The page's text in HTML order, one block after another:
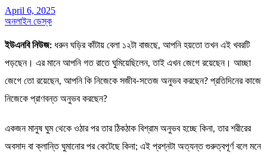
April 6, 2025
অনলাইন ডেস্ক
ইউএনবি নিউজ: ধরুন ঘড়ির কাঁটায় বেলা ১২টা বাজছে, আপনি হয়তো তখন এই খবরটি
পড়ছেন। এর মানে আপনি গত রাতে ঘুমিয়েছিলেন, তাই এখন জেগে রয়েছেন। আচ্ছা
জেগে তো রয়েছেন, আপনি কি নিজেকে সজীব-সতেজ অনুভব করছেন? প্রতিদিনের কাজে
নিজেকে প্রাণবন্ত অনুভব করছেন?
একজন মানুষ ঘুম থেকে ওঠার পর তার ঠিকঠাক বিশ্রাম অনুভব হচ্ছে কিনা, তার শরীরের
অবসাদ বা ক্লান্তি ঘুমানোর পর কেটেছে কিনা; এই প্রশ্নটা অত্যন্ত গুরুত্বপূর্ণ বলে মনে